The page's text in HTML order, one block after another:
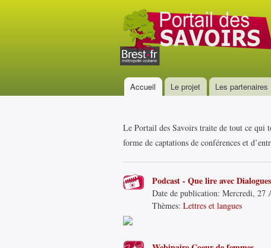
Portail
des
savoirs
Menu principal
Accueil Le projet Les partenaires
Le Portail des Savoirs traite de tout ce qui
forme de captations de conférences et
Podcast - Que lire avec
Date de publication:Mercredi, 27
Thèmes:Lettres et langues